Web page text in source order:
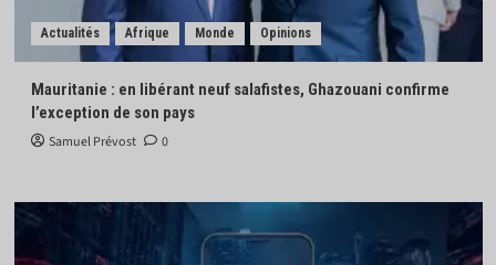
Actualités Afrique Monde Opinions
Mauritanie : en libérant neuf salafistes, Ghazouani confirme
l’exception de son pays
Samuel Prévost 0